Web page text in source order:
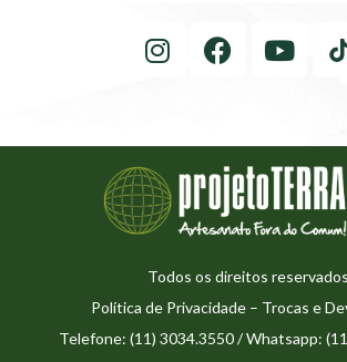
Todos os direitos reservados
Política de Privacidade– Trocas e
Telefone: (11) 3034.3550 / Whatsapp: